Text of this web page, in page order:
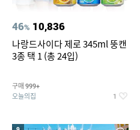
46% 10,836
나랑드사이다 제로 345ml 뚱캔
3종 택 1 (총 24입)
구매 999+
오늘의집 1